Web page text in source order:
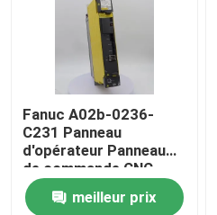
Fanuc A02b-0236-
C231 Panneau
d'opérateur Panneau
de commande CNC
Servo-moteur
industrielmeilleur prix